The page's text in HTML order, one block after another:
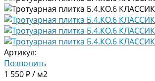
Артикул:
Позвонить
1 550 ₽ / м2